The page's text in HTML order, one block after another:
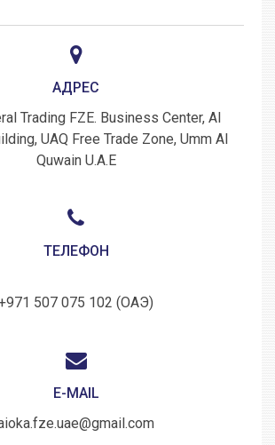
АДРЕС
Trading FZE. Business Center, Al
UAQ Free Trade Zone, Umm Al
Quwain U.A.E
ТЕЛЕФОН
507 075 102 (ОАЭ)
E-MAIL